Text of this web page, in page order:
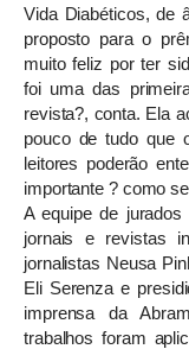
Vida Diabéticos, de
proposto para o
muito feliz por ter
foi uma das
revista?, conta. Ela
pouco de tudo que
leitores poderão
importante ? como
A equipe de
jornais e revistas
jornalistas Neusa
Eli Serenza e
imprensa da
trabalhos foram